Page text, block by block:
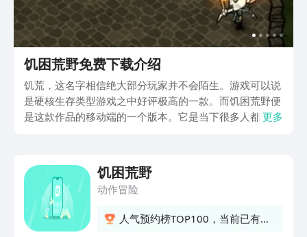
饥困荒野免费下载介绍
饥荒，这名字相信绝大部分玩家并不会陌生。游戏可以说
是硬核生存类型游戏之中好评极高的一款。而饥困荒野便
是这款作品的移动端的一个版本。它是当下很多人都十分
哪。
更多
饥困荒野
动作冒险
人气预约榜TOP100，当前已有